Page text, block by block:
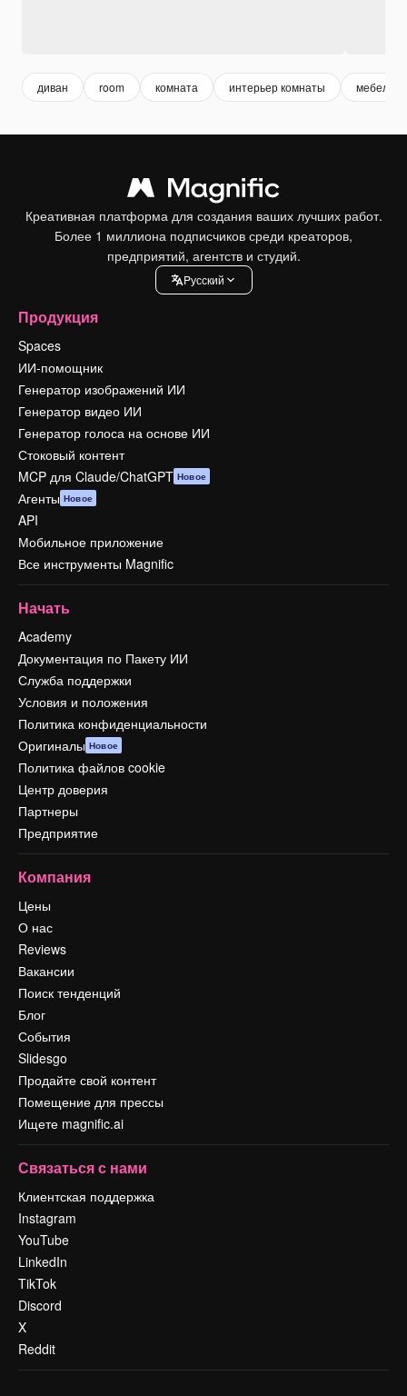
диван room комната интерьер комнаты мебель
Креативная платформа для создания ваших лучших работ.
Более 1 миллиона подписчиков среди креаторов,
предприятий, агентств и студий.
Pусский
Продукция
Spaces
ИИ-помощник
Генератор изображений ИИ
Генератор видео ИИ
Генератор голоса на основе ИИ
Стоковый контент
MCP для Claude/ChatGPT Новое
Агенты Новое
API
Мобильное приложение
Все инструменты Magnific
Начать
Academy
Документация по Пакету ИИ
Служба поддержки
Условия и положения
Политика конфиденциальности
Оригиналы Новое
Политика файлов cookie
Центр доверия
Партнеры
Предприятие
Компания
Цены
О нас
Reviews
Вакансии
Поиск тенденций
Блог
События
Slidesgo
Продайте свой контент
Помещение для прессы
Ищете magnific.ai
Связаться с нами
Клиентская поддержка
Instagram
YouTube
LinkedIn
TikTok
Discord
X
Reddit